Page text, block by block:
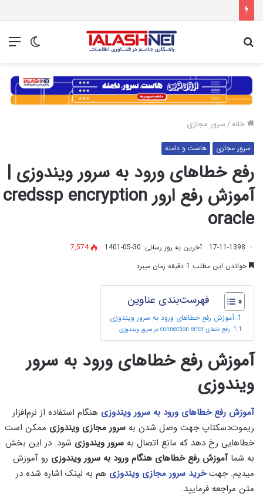
تغییر
خانه/سرور مجازی
سرور مجازی هاست و دامنه
رفع خطاهای ورود به سرور ویندوزی |
آموزش رفع ارور credssp encryption
oracle
17-11-1398 آخرین به روز رسانی: 30-05-1401
7,574
خواندن این مطلب 1 دقیقه زمان میبرد
فهرست‌بندی عناوین
آموزش رفع خطاهای ورود به سرور ویندوزی
رفع خطای connection error در سرور ویندوزی
آموزش رفع خطاهای ورود به سرور
ویندوزی
آموزش رفع خطاهای ورود به سرور ویندوزی هنگام استفاده از نرم‌افزار
ریموت‌دسکتاپ جهت وصل شدن به سرور مجازی ویندوزی ممکن است
خطاهایی رخ دهد که مانع اتصال به سرور ویندوزی شود. در این بخش
به شماآموزش رفع خطاهای هنگام ورود به سرور ویندوزی رو آموزش
میدیم. جهتخرید سرور مجازی ویندوزی هم به لینک اشاره شده در
متن مراجعه فرمایید.